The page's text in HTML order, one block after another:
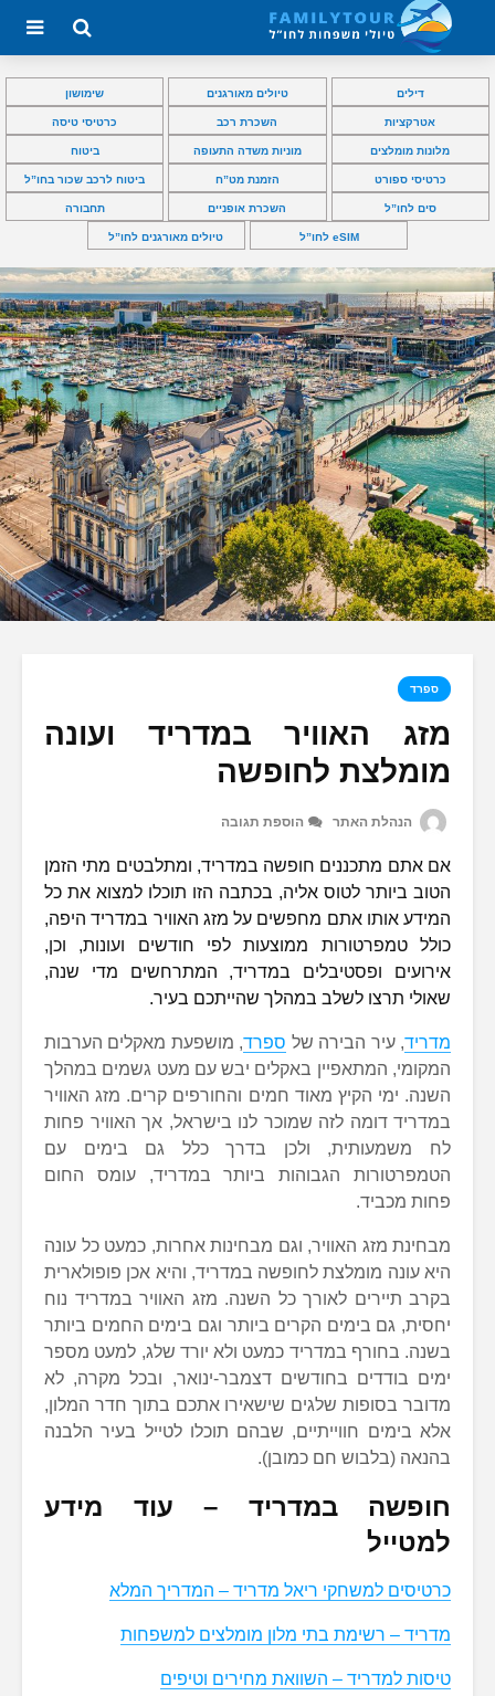
דילים טיולים מאורגנים שימושון
אטרקציות השכרת רכב כרטיסי טיסה
מלונות מומלצים מוניות משדה התעופה ביטוח
כרטיסי ספורט הזמנת מט”ח ביטוח לרכב שכור בחו”ל
סים לחו”ל השכרת אופניים תחבורה
eSIM לחו”ל טיולים מאורגנים לחו”ל
ספרד
מזג האוויר במדריד ועונה
מומלצת לחופשה
הנהלת האתר הוספת תגובה
אם אתם מתכננים חופשה במדריד, ומתלבטים מתי הזמן
הטוב ביותר לטוס אליה, בכתבה הזו תוכלו למצוא את כל
המידע אותו אתם מחפשים על מזג האוויר במדריד היפה,
כולל טמפרטורות ממוצעות לפי חודשים ועונות, וכן,
אירועים ופסטיבלים במדריד, המתרחשים מדי שנה,
שאולי תרצו לשלב במהלך שהייתכם בעיר.
מדריד, עיר הבירה של ספרד, מושפעת מאקלים הערבות
המקומי, המתאפיין באקלים יבש עם מעט גשמים במהלך
השנה. ימי הקיץ מאוד חמים והחורפים קרים. מזג האוויר
במדריד דומה לזה שמוכר לנו בישראל, אך האוויר פחות
לח משמעותית, ולכן בדרך כלל גם בימים עם
הטמפרטורות הגבוהות ביותר במדריד, עומס החום
פחות מכביד.
מבחינת מזג האוויר, וגם מבחינות אחרות, כמעט כל עונה
היא עונה מומלצת לחופשה במדריד, והיא אכן פופולארית
בקרב תיירים לאורך כל השנה. מזג האוויר במדריד נוח
יחסית, גם בימים הקרים ביותר וגם בימים החמים ביותר
בשנה. בחורף במדריד כמעט ולא יורד שלג, למעט מספר
ימים בודדים בחודשים דצמבר-ינואר, ובכל מקרה, לא
מדובר בסופות שלגים שישאירו אתכם בתוך חדר המלון,
אלא בימים חווייתיים, שבהם תוכלו לטייל בעיר הלבנה
בהנאה (בלבוש חם כמובן).
חופשה במדריד – עוד מידע
למטייל
כרטיסים למשחקי ריאל מדריד – המדריך המלא
מדריד – רשימת בתי מלון מומלצים למשפחות
טיסות למדריד – השוואת מחירים וטיפים